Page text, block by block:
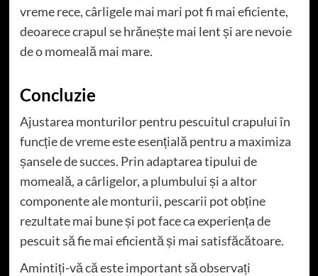
vreme rece, cârligele mai mari pot fi mai eficiente,
deoarece crapul se hrănește mai lent și are nevoie
de o momeală mai mare.
Concluzie
Ajustarea monturilor pentru pescuitul crapului în
funcție de vreme este esențială pentru a maximiza
șansele de succes. Prin adaptarea tipului de
momeală, a cârligelor, a plumbului și a altor
componente ale monturii, pescarii pot obține
rezultate mai bune și pot face ca experiența de
pescuit să fie mai eficientă și mai satisfăcătoare.
Amintiți-vă că este important să observați